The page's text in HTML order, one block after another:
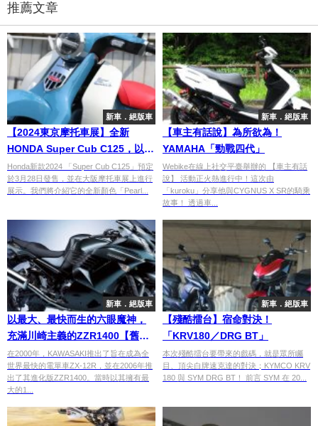
推薦文章
新車．絕版車
【2024東京摩托車展】全新
HONDA Super Cub C125，以高
級感洋溢的藍色示人！
Honda新款2024 「Super Cub C125」預定
於3月28日發售，並在大阪摩托車展上進行
展示。我們將介紹它的全新顏色「Pearl...
新車．絕版車
【車主有話說】為所欲為！
YAMAHA「勁戰四代」
Webike在線上社交平臺舉辦的 【車主有話
說】 活動正火熱進行中！這次由
「kuroku」分享他與CYGNUS X SR的騎乘
故事！ 透過車...
新車．絕版車
以最大、最快而生的六眼魔神，
充滿川崎主義的ZZR1400【舊車
新談】
在2000年，KAWASAKI推出了旨在成為全
世界最快的電單車ZX-12R，並在2006年推
出了其進化版ZZR1400。當時以其擁有最
大的1...
新車．絕版車
【殘酷擂台】宿命對決！
「KRV180／DRG BT」
本次殘酷擂台要帶來的戲碼，就是眾所矚
目、頂尖白牌速克達的對決；KYMCO KRV
180 與 SYM DRG BT！ 前言 SYM 在 20...